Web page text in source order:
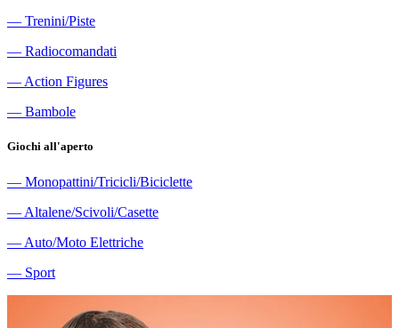
― Trenini/Piste
― Radiocomandati
― Action Figures
― Bambole
Giochi all'aperto
― Monopattini/Tricicli/Biciclette
― Altalene/Scivoli/Casette
― Auto/Moto Elettriche
― Sport